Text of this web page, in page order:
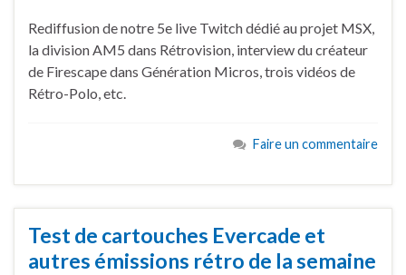
Rediffusion de notre 5e live Twitch dédié au projet MSX,
la division AM5 dans Rétrovision, interview du créateur
de Firescape dans Génération Micros, trois vidéos de
Rétro-Polo, etc.
Faire un commentaire
Test de cartouches Evercade et
autres émissions rétro de la semaine